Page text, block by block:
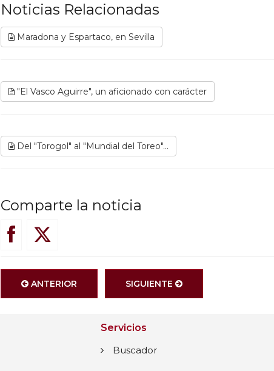
Noticias Relacionadas
Maradona y Espartaco, en Sevilla
"El Vasco Aguirre", un aficionado con carácter
Del "Torogol" al "Mundial del Toreo"...
Comparte la noticia
ANTERIOR SIGUIENTE
Servicios
Buscador